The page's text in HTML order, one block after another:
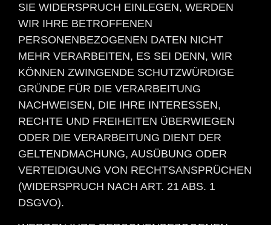
SIE WIDERSPRUCH EINLEGEN, WERDEN
WIR IHRE BETROFFENEN
PERSONENBEZOGENEN DATEN NICHT
MEHR VERARBEITEN, ES SEI DENN, WIR
KÖNNEN ZWINGENDE SCHUTZWÜRDIGE
GRÜNDE FÜR DIE VERARBEITUNG
NACHWEISEN, DIE IHRE INTERESSEN,
RECHTE UND FREIHEITEN ÜBERWIEGEN
ODER DIE VERARBEITUNG DIENT DER
GELTENDMACHUNG, AUSÜBUNG ODER
VERTEIDIGUNG VON RECHTSANSPRÜCHEN
(WIDERSPRUCH NACH ART. 21 ABS. 1
DSGVO).